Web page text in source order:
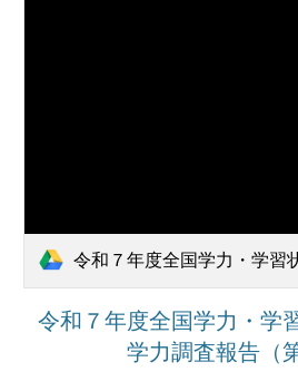
令和７年度全国学力・学習状況調査 調査・
令和７年度全国学力・学
学力調査報告（